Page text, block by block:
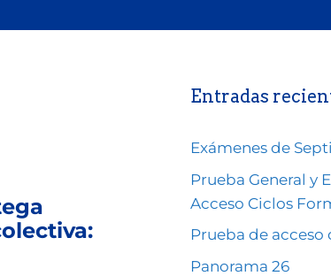
Entradas
Exámenes de
Prueba General y
Acceso Ciclos
Prueba de acceso
Panorama 26